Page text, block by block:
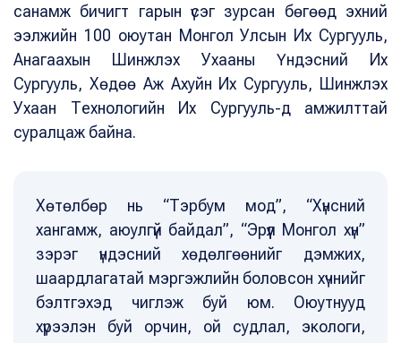
санамж бичигт гарын үсэг зурсан бөгөөд эхний
ээлжийн 100 оюутан Монгол Улсын Их Сургууль,
Анагаахын Шинжлэх Ухааны Үндэсний Их
Сургууль, Хөдөө Аж Ахуйн Их Сургууль, Шинжлэх
Ухаан Технологийн Их Сургууль-д амжилттай
суралцаж байна.
Хөтөлбөр нь “Тэрбум мод”, “Хүнсний
хангамж, аюулгүй байдал”, “Эрүүл Монгол хүн”
зэрэг үндэсний хөдөлгөөнийг дэмжих,
шаардлагатай мэргэжлийн боловсон хүчнийг
бэлтгэхэд чиглэж буй юм. Оюутнууд
хүрээлэн буй орчин, ой судлал, экологи,